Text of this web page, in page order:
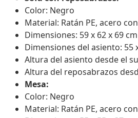
Color: Negro
Material: Ratán PE, acero
Dimensiones: 59 x 62 x 69
Dimensiones del asiento:
Altura del asiento desde el
Altura del reposabrazos
Mesa:
Color: Negro
Material: Ratán PE, acero